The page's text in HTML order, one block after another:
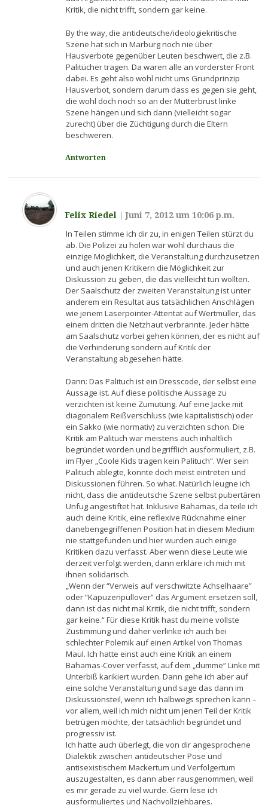
Kritik, die nicht trifft, sondern gar keine.
By the way, die antideutsche/ideologiekritische
Szene hat sich in Marburg noch nie über
Hausverbote gegenüber Leuten beschwert, die z.B.
Palitücher tragen. Da waren alle an vorderster Front
dabei. Es geht also wohl nicht ums Grundprinzip
Hausverbot, sondern darum dass es gegen sie geht,
die wohl doch noch so an der Mutterbrust linke
Szene hängen und sich dann (vielleicht sogar
zurecht) über die Züchtigung durch die Eltern
beschweren.
Antworten
Felix Riedel |Juni 7, 2012 um 10:06 p.m.
In Teilen stimme ich dir zu, in enigen Teilen stürzt du
ab. Die Polizei zu holen war wohl durchaus die
einzige Möglichkeit, die Veranstaltung durchzusetzen
und auch jenen Kritikern die Möglichkeit zur
Diskussion zu geben, die das vielleicht tun wollten.
Der Saalschutz der zweiten Veranstaltung ist unter
anderem ein Resultat aus tatsächlichen Anschlägen
wie jenem Laserpointer-Attentat auf Wertmüller, das
einem dritten die Netzhaut verbrannte. Jeder hätte
am Saalschutz vorbei gehen können, der es nicht auf
die Verhinderung sondern auf Kritik der
Veranstaltung abgesehen hätte.
Dann: Das Palituch ist ein Dresscode, der selbst eine
Aussage ist. Auf diese politische Aussage zu
verzichten ist keine Zumutung. Auf eine Jacke mit
diagonalem Reißverschluss (wie kapitalistisch) oder
ein Sakko (wie normativ) zu verzichten schon. Die
Kritik am Palituch war meistens auch inhaltlich
begründet worden und begrifflich ausformuliert, z.B.
im Flyer „Coole Kids tragen kein Palituch“. Wer sein
Palituch ablegte, konnte doch meist eintreten und
Diskussionen führen. So what. Natürlich leugne ich
nicht, dass die antideutsche Szene selbst pubertären
Unfug angestiftet hat. Inklusive Bahamas, da teile ich
auch deine Kritik, eine reflexive Rücknahme einer
danebengegriffenen Position hat in diesem Medium
nie stattgefunden und hier wurden auch einige
Kritiken dazu verfasst. Aber wenn diese Leute wie
derzeit verfolgt werden, dann erkläre ich mich mit
ihnen solidarisch.
„Wenn der “Verweis auf verschwitzte Achselhaare”
oder “Kapuzenpullover” das Argument ersetzen soll,
dann ist das nicht mal Kritik, die nicht trifft, sondern
gar keine.“ Für diese Kritik hast du meine vollste
Zustimmung und daher verlinke ich auch bei
schlechter Polemik auf einen Artikel von Thomas
Maul. Ich hatte einst auch eine Kritik an einem
Bahamas-Cover verfasst, auf dem „dumme“ Linke mit
Unterbiß karikiert wurden. Dann gehe ich aber auf
eine solche Veranstaltung und sage das dann im
Diskussionsteil, wenn ich halbwegs sprechen kann –
vor allem, weil ich mich nicht um jenen Teil der Kritik
betrügen möchte, der tatsächlich begründet und
progressiv ist.
Ich hatte auch überlegt, die von dir angesprochene
Dialektik zwischen antideutscher Pose und
antisexistischem Mackertum und Verfolgertum
auszugestalten, es dann aber rausgenommen, weil
es mir gerade zu viel wurde. Gern lese ich
ausformuliertes und Nachvollziehbares.